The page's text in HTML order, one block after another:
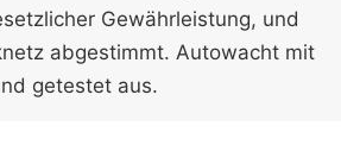
Gewährleistung, und
abgestimmt. Autowacht mit
getestet aus.